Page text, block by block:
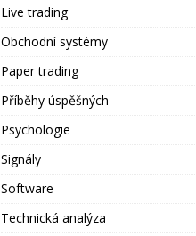
Live trading
Obchodní systémy
Paper trading
Příběhy úspěšných
Psychologie
Signály
Software
Technická analýza